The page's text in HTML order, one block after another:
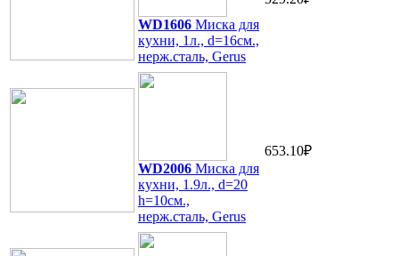
WD1606 Миска для
кухни, 1л., d=16см.,
нерж.сталь, Gerus
WD2006 Миска для
кухни, 1.9л., d=20
h=10см.,
нерж.сталь, Gerus
653.10₽